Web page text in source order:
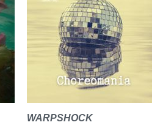
WARPSHOCK